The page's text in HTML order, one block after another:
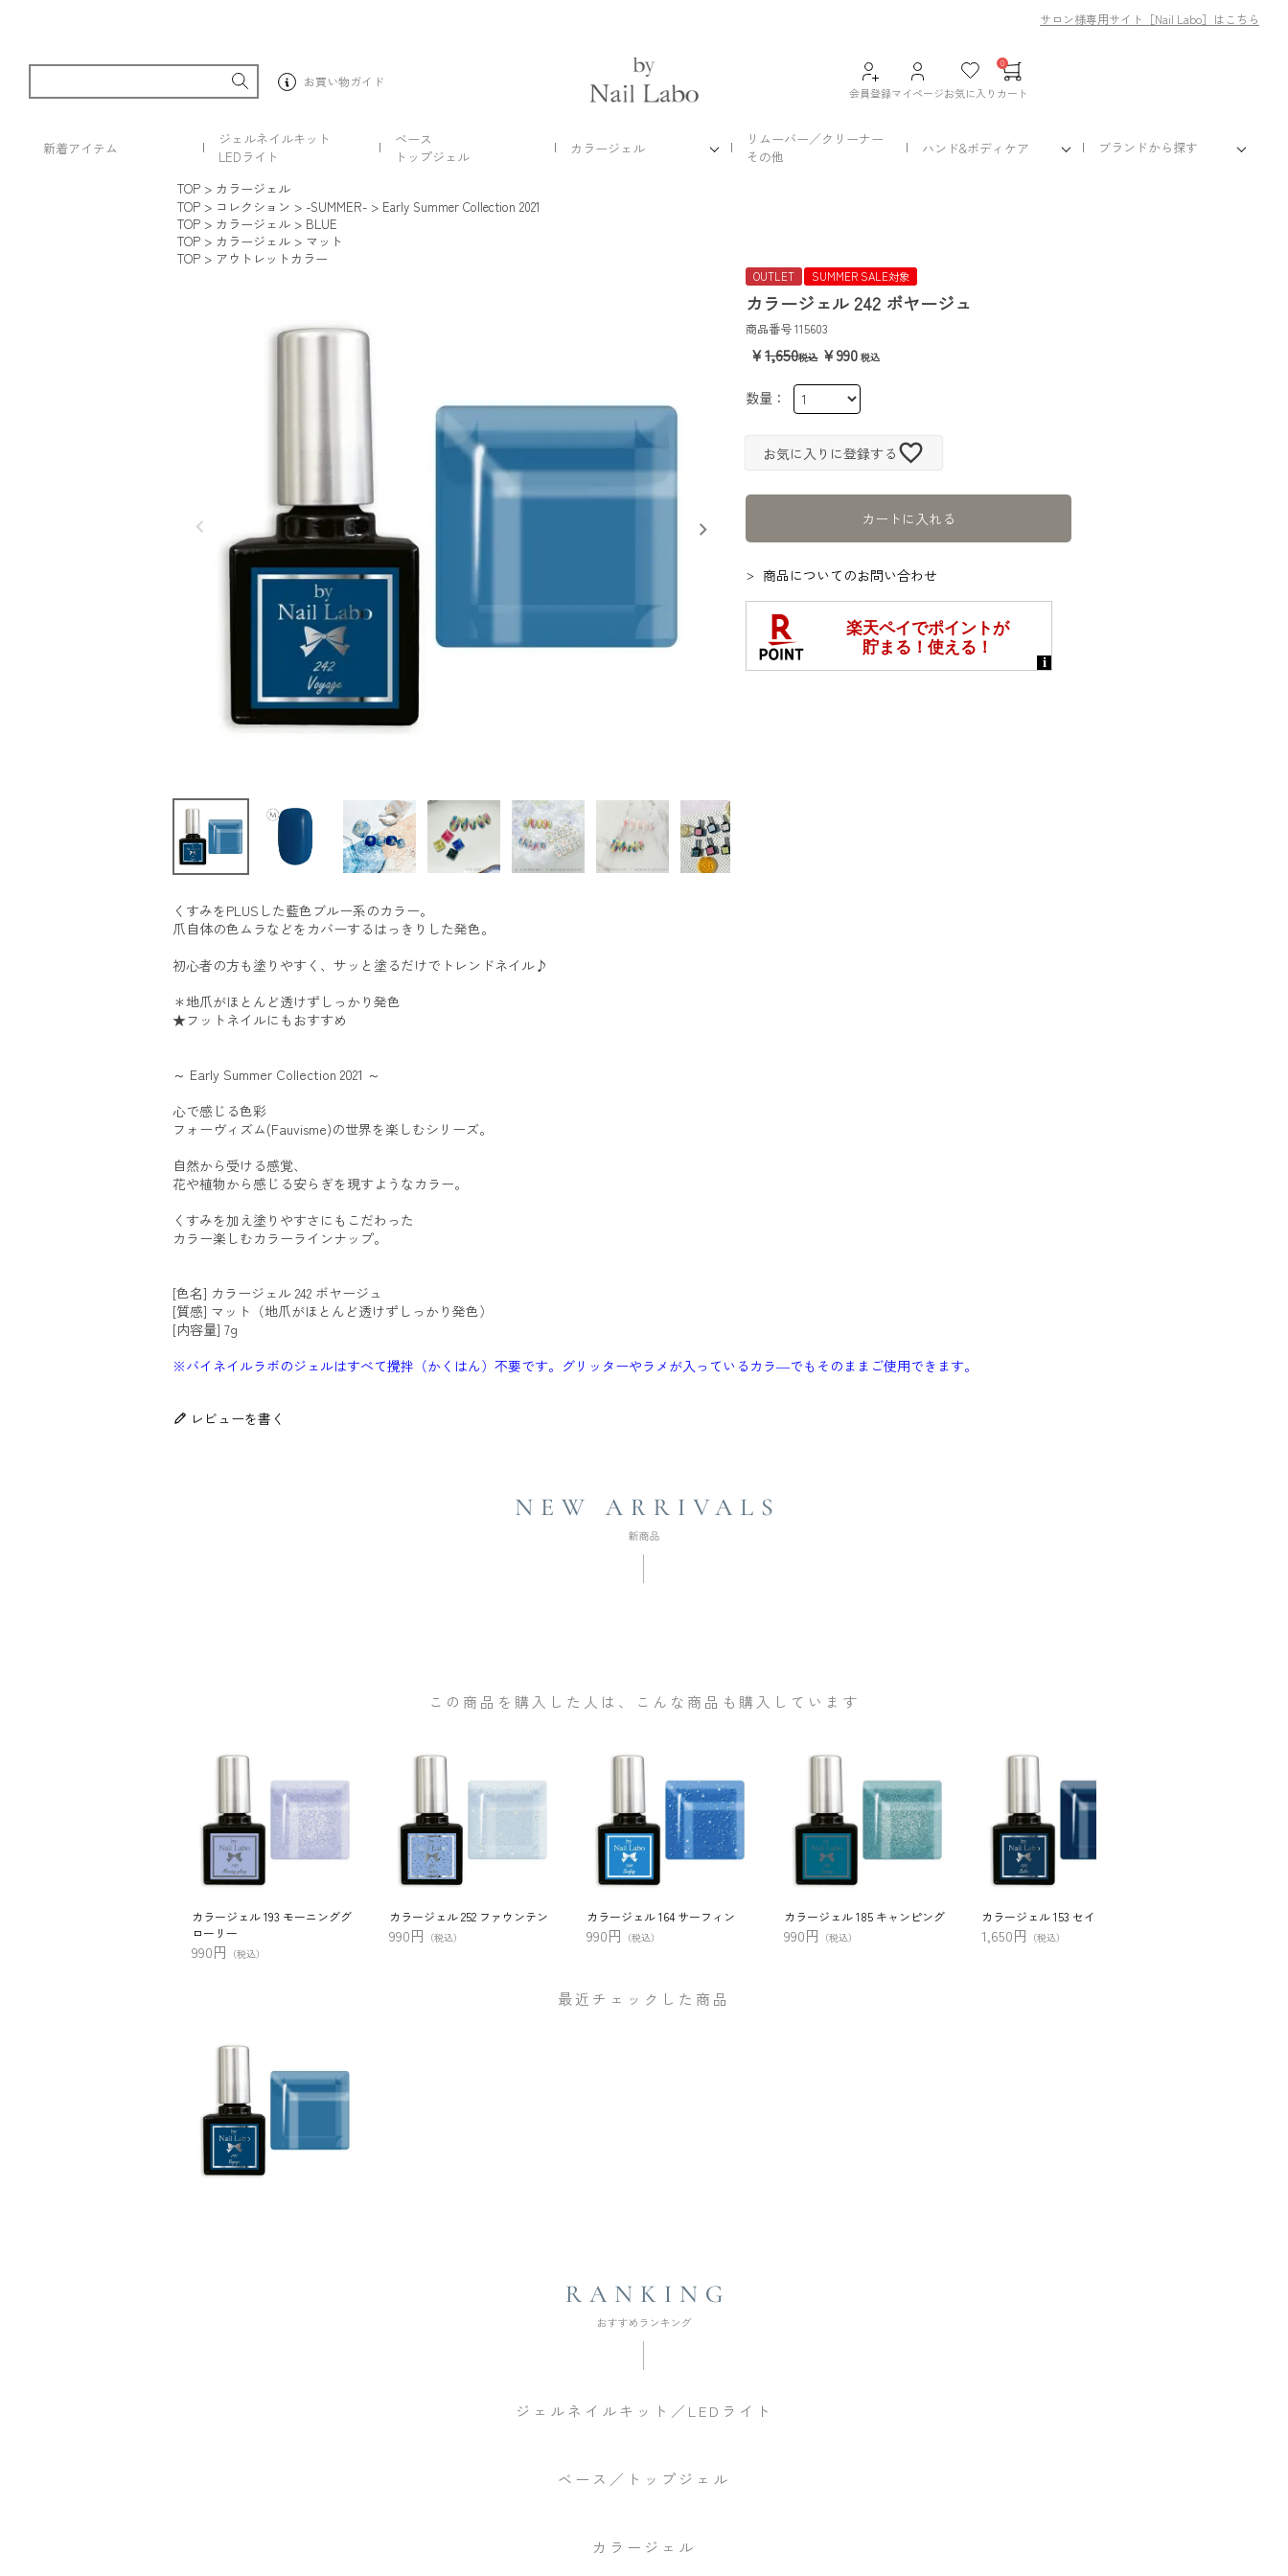
サロン様専用サイト［Nail Labo］はこちら
お買い物ガイド
会員登録マイページお気に入り カート
0
新着アイテム
ジェルネイルキット
LEDライト
ベース
トップジェル
カラージェル
リムーバー／クリーナー
その他
ハンド&ボディケア ブランドから探す
TOP
カラージェル
TOP
コレクション -SUMMER-
Early Summer Collection 2021
TOP
カラージェル
BLUE
TOP
カラージェル
マット
TOP
アウトレットカラー
OUTLET SUMMER SALE対象
カラージェル 242 ボヤージュ
商品番号115603
1,650 990
お気に入りに登録する
カートに入れる
商品についてのお問い合わせ
くすみをPLUSした藍色ブルー系のカラー。
爪自体の色ムラなどをカバーするはっきりした発色。
初心者の方も塗りやすく、サッと塗るだけでトレンドネイル♪
＊地爪がほとんど透けずしっかり発色
★フットネイルにもおすすめ
～ Early Summer Collection 2021 ～
心で感じる色彩
フォーヴィズム(Fauvisme)の世界を楽しむシリーズ。
自然から受ける感覚、
花や植物から感じる安らぎを現すようなカラー。
くすみを加え塗りやすさにもこだわった
カラー楽しむカラーラインナップ。
[色名] カラージェル 242 ボヤージュ
[質感] マット（地爪がほとんど透けずしっかり発色）
[内容量] 7g
※バイネイルラボのジェルはすべて攪拌（かくはん）不要です。グリッターやラメが入っているカラ―でもそのままご使用できます。
レビューを書く
この商品を購入した人は、こんな商品も購入しています
カラージェル 193 モーニンググ
ローリー
990円 （税込）
カラージェル 252 ファウンテン
990円 （税込）
カラージェル 164 サーフィン
990円 （税込）
カラージェル 185 キャンピング
990円 （税込）
カラージェル 153 セイラー
1,650円 （税込）
最近チェックした商品
ジェルネイルキット／LEDライト
ベース／トップジェル
カラージェル